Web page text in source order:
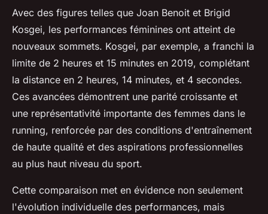
Avec des figures telles que Joan Benoit et Brigid
Kosgei, les performances féminines ont atteint de
nouveaux sommets. Kosgei, par exemple, a franchi la
limite de 2 heures et 15 minutes en 2019, complétant
la distance en 2 heures, 14 minutes, et 4 secondes.
Ces avancées démontrent une parité croissante et
une représentativité importante des femmes dans le
running, renforcée par des conditions d'entraînement
de haute qualité et des aspirations professionnelles
au plus haut niveau du sport.
Cette comparaison met en évidence non seulement
l'évolution individuelle des performances, mais